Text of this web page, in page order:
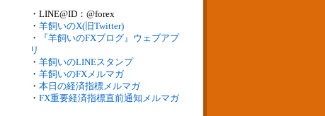
・LINE@ID：@forex
・ 羊飼いのX(旧Twitter)
・
『羊飼いのFXブログ』ウェブアプ
リ
・ 羊飼いのLINEスタンプ
・ 羊飼いのFXメルマガ
・ 本日の経済指標メルマガ
・ FX重要経済指標直前通知メルマガ